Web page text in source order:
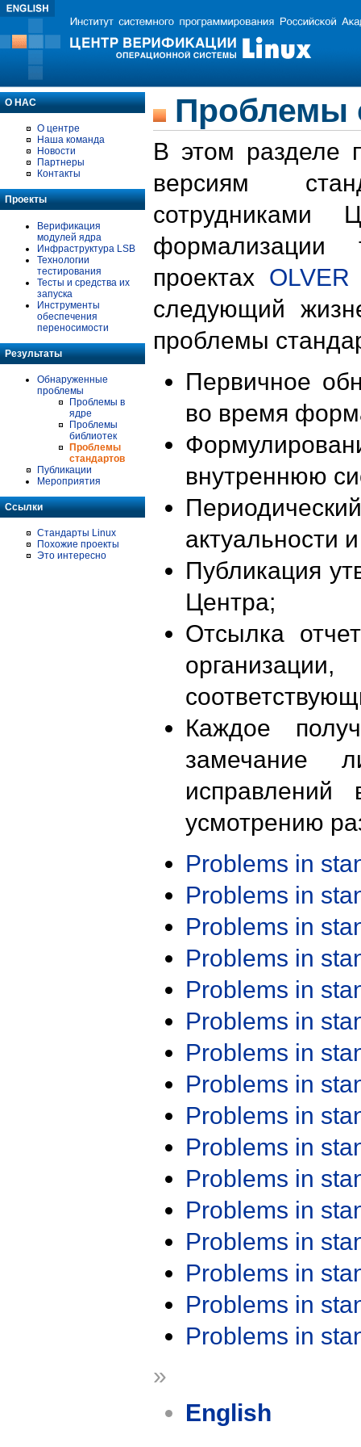
О НАС
О центре
Наша команда
Новости
Партнеры
Контакты
Проекты
Верификация
модулей ядра
Инфраструктура LSB
Технологии
тестирования
Тесты и средства их
запуска
Инструменты
обеспечения
переносимости
Результаты
Обнаруженные
проблемы
Проблемы в
ядре
Проблемы
библиотек
Проблемы
стандартов
Публикации
Мероприятия
Ссылки
Стандарты Linux
Похожие проекты
Это интересно
Проблемы
В этом разделе
версиям
формализации
проектах OLVER
следующий
проблемы
Первичное
во время
внутреннюю
актуальности
Публикация
Центра;
Отсылка
Каждое
замечание
исправлений
усмотрению
Problems in
Problems in
Problems in
Problems in
Problems in
Problems in
Problems in
Problems in
Problems in
Problems in
Problems in
Problems in
Problems in
Problems in
Problems in
Problems in
»
English